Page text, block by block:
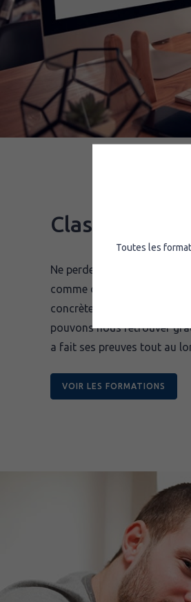
Classes
Ne perdez rien des cours en
comme dans les formations
concrètes à vos questions.
pouvons nous retrouver
a fait ses preuves tout au
VOIR LES FORMATIONS
Toutes les